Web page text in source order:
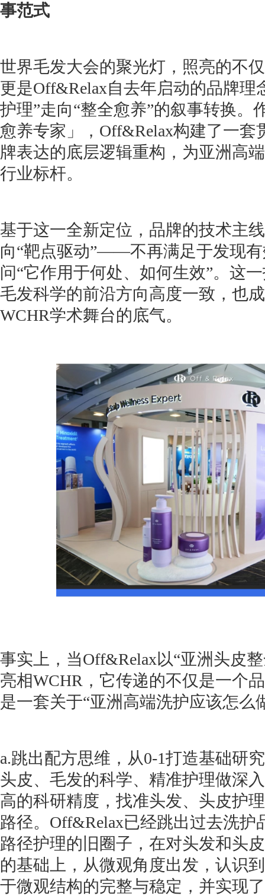
事范式
世界毛发大会的聚光灯，照亮的不
更是Off&Relax自去年启动的品牌
护理”走向“整全愈养”的叙事转换。
愈养专家」，Off&Relax构建了一套
牌表达的底层逻辑重构，为亚洲高
行业标杆。
基于这一全新定位，品牌的技术主
向“靶点驱动”——不再满足于发现
问“它作用于何处、如何生效”。这
毛发科学的前沿方向高度一致，也
WCHR学术舞台的底气。
事实上，当Off&Relax以“亚洲头皮
亮相WCHR，它传递的不仅是一个
是一套关于“亚洲高端洗护应该怎么
a.跳出配方思维，从0-1打造基础研
头皮、毛发的科学、精准护理做深
高的科研精度，找准头发、头皮护
路径。Off&Relax已经跳出过去洗护
路径护理的旧圈子，在对头发和头
的基础上，从微观角度出发，认识
于微观结构的完整与稳定，并实现